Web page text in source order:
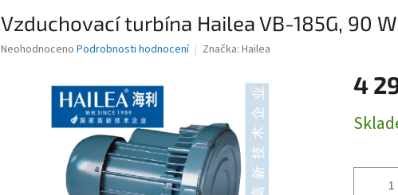
Vzduchovací turbína Hailea VB-185G, 90
Průměrné
Neohodnoceno Podrobnosti hodnocení Značka: Hailea
4
cena: